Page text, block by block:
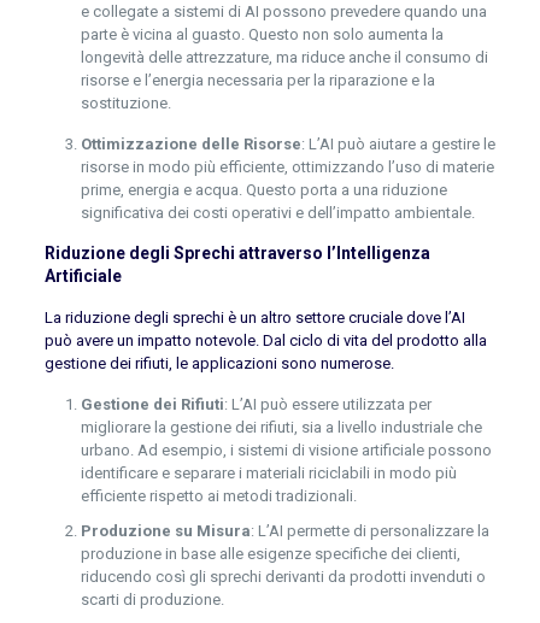
e collegate a sistemi di AI possono prevedere quando una
parte è vicina al guasto. Questo non solo aumenta la
longevità delle attrezzature, ma riduce anche il consumo di
risorse e l’energia necessaria per la riparazione e la
sostituzione.
Ottimizzazione delle Risorse: L’AI può aiutare a gestire le
risorse in modo più efficiente, ottimizzando l’uso di materie
prime, energia e acqua. Questo porta a una riduzione
significativa dei costi operativi e dell’impatto ambientale.
Riduzione degli Sprechi attraverso l’Intelligenza
Artificiale
La riduzione degli sprechi è un altro settore cruciale dove l’AI
può avere un impatto notevole. Dal ciclo di vita del prodotto alla
gestione dei rifiuti, le applicazioni sono numerose.
Gestione dei Rifiuti: L’AI può essere utilizzata per
migliorare la gestione dei rifiuti, sia a livello industriale che
urbano. Ad esempio, i sistemi di visione artificiale possono
identificare e separare i materiali riciclabili in modo più
efficiente rispetto ai metodi tradizionali.
Produzione su Misura: L’AI permette di personalizzare la
produzione in base alle esigenze specifiche dei clienti,
riducendo così gli sprechi derivanti da prodotti invenduti o
scarti di produzione.